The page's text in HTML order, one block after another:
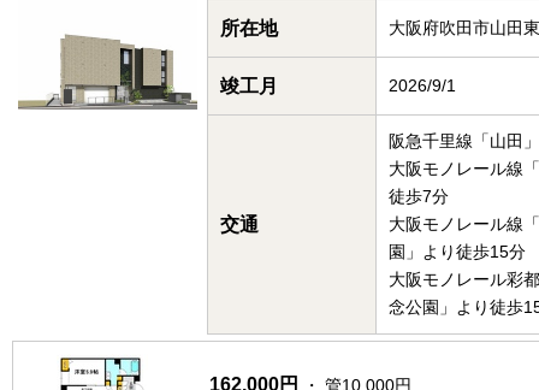
所在地 大阪府吹田市山田東
竣工月 2026/9/1
交通
阪急千里線「山田
大阪モノレール線
徒歩7分
大阪モノレール線
園」より徒歩15分
大阪モノレール彩
念公園」より徒歩
162,000円 ・ 管10,000円